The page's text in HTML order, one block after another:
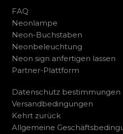
FAQ
Neonlampe
Neon-Buchstaben
Neonbeleuchtung
Neon sign anfertigen lassen
Partner-Plattform
Datenschutz bestimmungen
Versandbedingungen
Kehrt zurück
Allgemeine